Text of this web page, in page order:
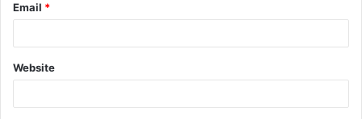
Email *
Website